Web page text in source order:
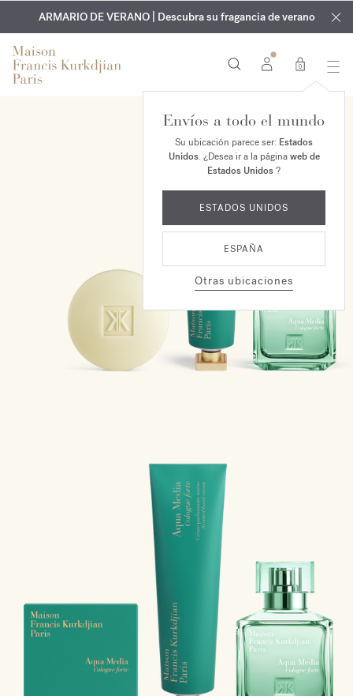
EXCLUSIVO | Descubra la nueva fragancia OUD
velvet mood
en su pedido*
GRABADO GRATUITO | En todas las fragancias y aceites
corporales hasta el 9 de agosto
ARMARIO DE VERANO | Descubra su fragancia de verano
0
Envíos a todo el mundo
Su ubicación parece ser: Estados
Unidos. ¿Desea ir a la páginaweb de
Estados Unidos?
ESTADOS UNIDOS
ESPAÑA
Otras ubicaciones
EXCLUSIVO EN LÍNEA